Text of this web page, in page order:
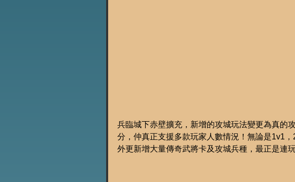
兵臨城下赤壁擴充，新增的攻城玩法變更為真的
分，仲真正支援多款玩家人數情況！無論是1v1，
外更新增大量傳奇武將卡及攻城兵種，最正是連